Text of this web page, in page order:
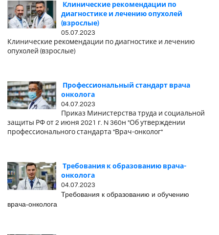
Клинические рекомендации по
диагностике и лечению опухолей
(взрослые)
05.07.2023
Клинические рекомендации по диагностике и лечению
опухолей (взрослые)
Профессиональный стандарт врача
онколога
04.07.2023
Приказ Министерства труда и социальной
защиты РФ от 2 июня 2021 г. N 360н "Об утверждении
профессионального стандарта "Врач-онколог"
Требования к образованию врача-
онколога
04.07.2023
Требования к образованию и обучению
врача-онколога